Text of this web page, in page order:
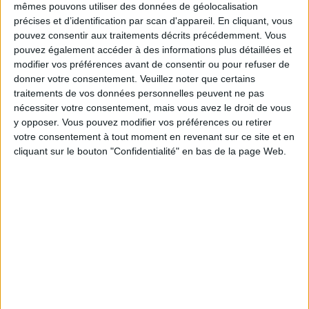
mêmes pouvons utiliser des données de géolocalisation
précises et d’identification par scan d'appareil. En cliquant, vous
pouvez consentir aux traitements décrits précédemment. Vous
pouvez également accéder à des informations plus détaillées et
modifier vos préférences avant de consentir ou pour refuser de
donner votre consentement. Veuillez noter que certains
traitements de vos données personnelles peuvent ne pas
nécessiter votre consentement, mais vous avez le droit de vous
y opposer. Vous pouvez modifier vos préférences ou retirer
votre consentement à tout moment en revenant sur ce site et en
cliquant sur le bouton "Confidentialité" en bas de la page Web.
15 IDEAS FOR ENJOYING AUGUST IN PARIS